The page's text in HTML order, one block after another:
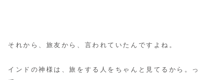
それから、旅友から、言われていたんですよね。
インドの神様は、旅をする人をちゃんと見てるから。っ